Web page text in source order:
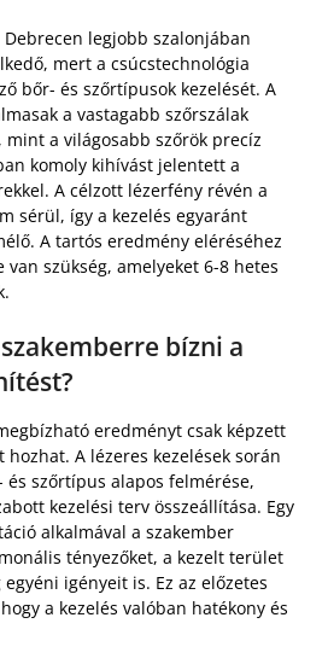
legjobb szalonjában
mert a csúcstechnológia
bőr- és szőrtípusok kezelését. A
a vastagabb szőrszálak
a világosabb szőrök precíz
komoly kihívást jelentett a
A célzott lézerfény révén a
sérül, így a kezelés egyaránt
A tartós eredmény eléréséhez
szükség, amelyeket 6-8 hetes
bízni a
eredményt csak képzett
hozhat. A lézeres kezelések során
szőrtípus alapos felmérése,
kezelési terv összeállítása. Egy
alkalmával a szakember
tényezőket, a kezelt terület
igényeit is. Ez az előzetes
a kezelés valóban hatékony és